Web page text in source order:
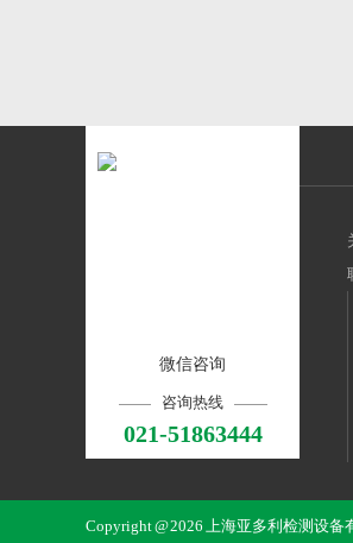
微信咨询
咨询热线
021-51863444
Copyright @ 2026 上海亚多利检测设备